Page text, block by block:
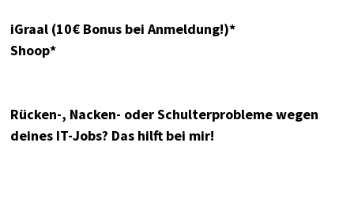
iGraal (10€ Bonus bei Anmeldung!)*
Shoop*
Rücken-, Nacken- oder Schulterprobleme wegen
deines IT-Jobs? Das hilft bei mir!